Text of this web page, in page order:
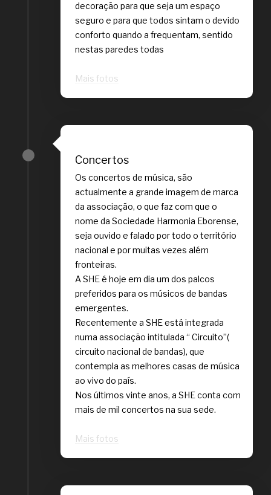
decoração para que seja um espaço
seguro e para que todos sintam o devido
conforto quando a frequentam, sentido
nestas paredes todas
Mais fotos
Concertos
Os concertos de música, são
actualmente a grande imagem de marca
da associação, o que faz com que o
nome da Sociedade Harmonia Eborense,
seja ouvido e falado por todo o território
nacional e por muitas vezes além
fronteiras.
A SHE é hoje em dia um dos palcos
preferidos para os músicos de bandas
emergentes.
Recentemente a SHE está integrada
numa associação intitulada “ Circuito”(
circuito nacional de bandas), que
contempla as melhores casas de música
ao vivo do país.
Nos últimos vinte anos, a SHE conta com
mais de mil concertos na sua sede.
Mais fotos